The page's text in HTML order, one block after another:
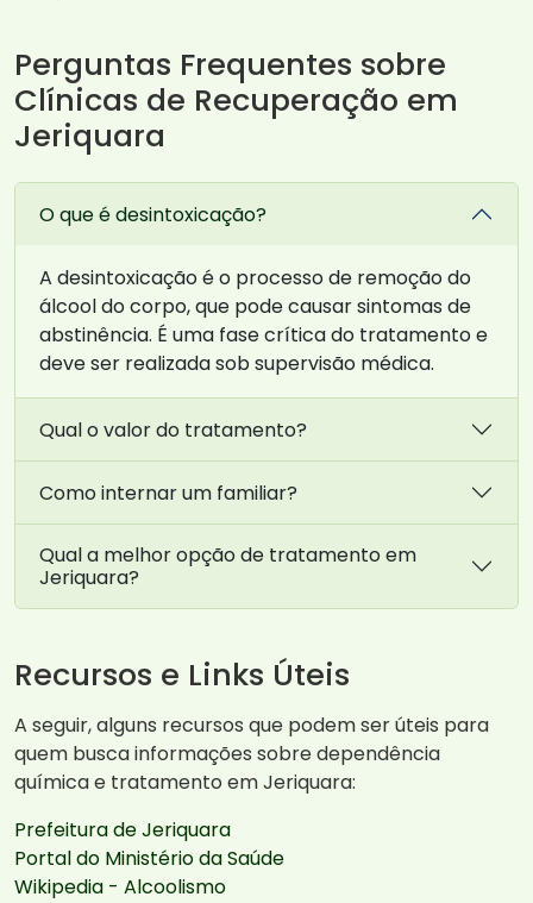
Perguntas Frequentes sobre
Clínicas de Recuperação em
Jeriquara
O que é desintoxicação?
A desintoxicação é o processo de remoção do
álcool do corpo, que pode causar sintomas de
abstinência. É uma fase crítica do tratamento e
deve ser realizada sob supervisão médica.
Qual o valor do tratamento?
Como internar um familiar?
Qual a melhor opção de tratamento em
Jeriquara?
Recursos e Links Úteis
A seguir, alguns recursos que podem ser úteis para
quem busca informações sobre dependência
química e tratamento em Jeriquara:
Prefeitura de Jeriquara
Portal do Ministério da Saúde
Wikipedia - Alcoolismo